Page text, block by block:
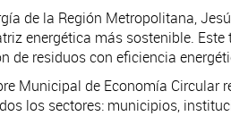
de la Región Metropolitana,
energética más sostenible.
de residuos con eficiencia
Municipal de Economía Circular
los sectores: municipios,